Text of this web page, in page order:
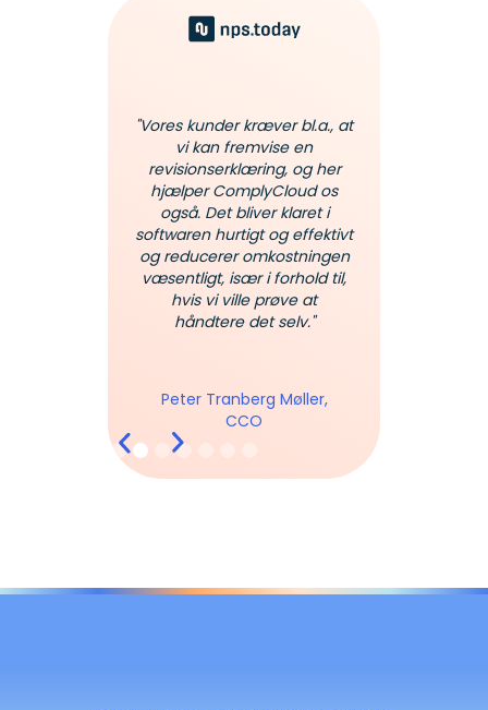
"Vores kunder kræver bl.a., at
vi kan fremvise en
revisionserklæring, og her
hjælper ComplyCloud os
også. Det bliver klaret i
softwaren hurtigt og effektivt
og reducerer omkostningen
væsentligt, især i forhold til,
hvis vi ville prøve at
håndtere det selv."
Peter Tranberg Møller,
CCO
Slide 2 of 7.